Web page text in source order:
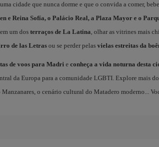
cidade que nunca dorme e que o convida a comer,
e Reina Sofía, o Palácio Real, a Plaza Mayor e o
um dos terraços de La Latina, olhar as vitrines mais
de las Letrasou se perder pelas vielas estreitas da
de voos para Madri e conheça a vida noturna desta
da Europa para a comunidade LGBTI. Explore mais
o cenário cultural do Matadero moderno...